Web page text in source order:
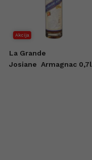
Akcija
La Grande
Josiane Armagnac 0,7l